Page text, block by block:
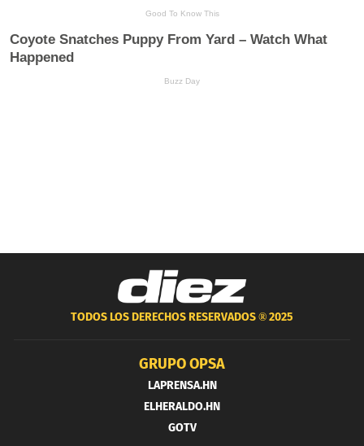
TODOS LOS DERECHOS RESERVADOS ®2025
GRUPO OPSA
LAPRENSA.HN
ELHERALDO.HN
GOTV